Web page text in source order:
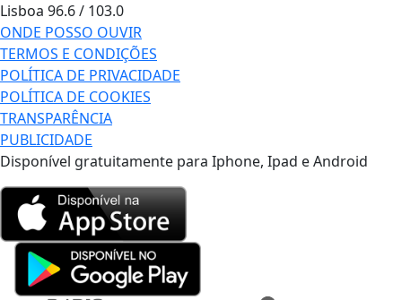
Lisboa 96.6 / 103.0
ONDE POSSO OUVIR
TERMOS E CONDIÇÕES
POLÍTICA DE PRIVACIDADE
POLÍTICA DE COOKIES
TRANSPARÊNCIA
PUBLICIDADE
Disponível gratuitamente para Iphone, Ipad e Android